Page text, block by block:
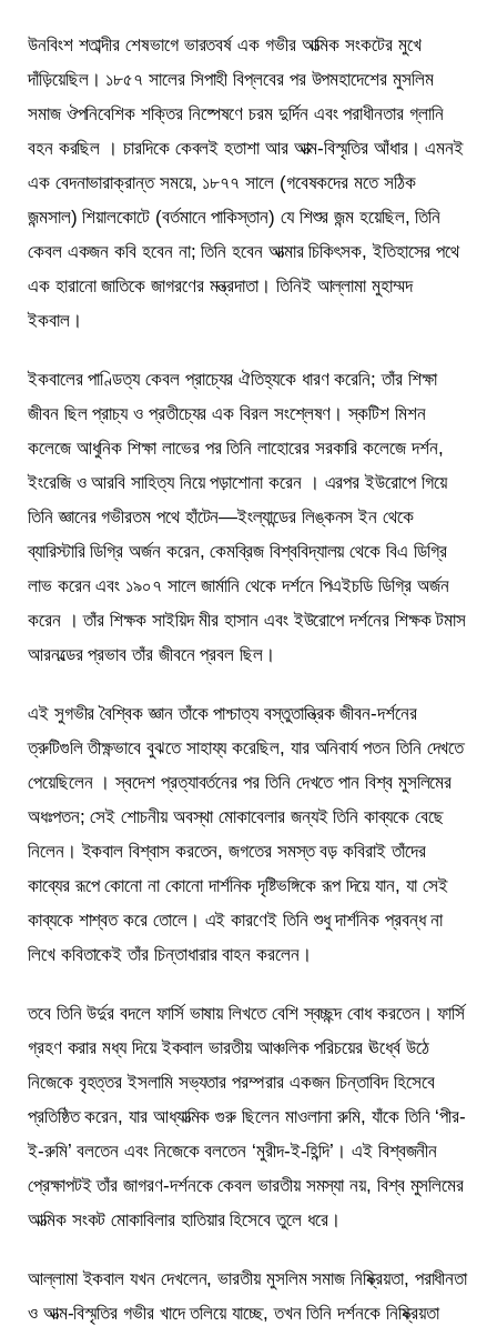
উনবিংশ শতাব্দীর শেষভাগে ভারতবর্ষ এক গভীর আত্মিক সংকটের মুখে
দাঁড়িয়েছিল। ১৮৫৭ সালের সিপাহী বিপ্লবের পর উপমহাদেশের মুসলিম
সমাজ ঔপনিবেশিক শক্তির নিষ্পেষণে চরম দুর্দিন এবং পরাধীনতার গ্লানি
বহন করছিল । চারদিকে কেবলই হতাশা আর আত্ম-বিস্মৃতির আঁধার। এমনই
এক বেদনাভারাক্রান্ত সময়ে, ১৮৭৭ সালে (গবেষকদের মতে সঠিক
জন্মসাল) শিয়ালকোটে (বর্তমানে পাকিস্তান) যে শিশুর জন্ম হয়েছিল, তিনি
কেবল একজন কবি হবেন না; তিনি হবেন আত্মার চিকিৎসক, ইতিহাসের পথে
এক হারানো জাতিকে জাগরণের মন্ত্রদাতা। তিনিই আল্লামা মুহাম্মদ
ইকবাল।
ইকবালের পাণ্ডিত্য কেবল প্রাচ্যের ঐতিহ্যকে ধারণ করেনি; তাঁর শিক্ষা
জীবন ছিল প্রাচ্য ও প্রতীচ্যের এক বিরল সংশ্লেষণ। স্কটিশ মিশন
কলেজে আধুনিক শিক্ষা লাভের পর তিনি লাহোরের সরকারি কলেজে দর্শন,
ইংরেজি ও আরবি সাহিত্য নিয়ে পড়াশোনা করেন । এরপর ইউরোপে গিয়ে
তিনি জ্ঞানের গভীরতম পথে হাঁটেন—ইংল্যান্ডের লিঙ্কনস ইন থেকে
ব্যারিস্টারি ডিগ্রি অর্জন করেন, কেমব্রিজ বিশ্ববিদ্যালয় থেকে বিএ ডিগ্রি
লাভ করেন এবং ১৯০৭ সালে জার্মানি থেকে দর্শনে পিএইচডি ডিগ্রি অর্জন
করেন । তাঁর শিক্ষক সাইয়িদ মীর হাসান এবং ইউরোপে দর্শনের শিক্ষক টমাস
আরনল্ডের প্রভাব তাঁর জীবনে প্রবল ছিল।
এই সুগভীর বৈশ্বিক জ্ঞান তাঁকে পাশ্চাত্য বস্তুতান্ত্রিক জীবন-দর্শনের
ত্রুটিগুলি তীক্ষ্ণভাবে বুঝতে সাহায্য করেছিল, যার অনিবার্য পতন তিনি দেখতে
পেয়েছিলেন । স্বদেশ প্রত্যাবর্তনের পর তিনি দেখতে পান বিশ্ব মুসলিমের
অধঃপতন; সেই শোচনীয় অবস্থা মোকাবেলার জন্যই তিনি কাব্যকে বেছে
নিলেন। ইকবাল বিশ্বাস করতেন, জগতের সমস্ত বড় কবিরাই তাঁদের
কাব্যের রূপে কোনো না কোনো দার্শনিক দৃষ্টিভঙ্গিকে রূপ দিয়ে যান, যা সেই
কাব্যকে শাশ্বত করে তোলে। এই কারণেই তিনি শুধু দার্শনিক প্রবন্ধ না
লিখে কবিতাকেই তাঁর চিন্তাধারার বাহন করলেন।
তবে তিনি উর্দুর বদলে ফার্সি ভাষায় লিখতে বেশি স্বচ্ছন্দ বোধ করতেন। ফার্সি
গ্রহণ করার মধ্য দিয়ে ইকবাল ভারতীয় আঞ্চলিক পরিচয়ের ঊর্ধ্বে উঠে
নিজেকে বৃহত্তর ইসলামি সভ্যতার পরম্পরার একজন চিন্তাবিদ হিসেবে
প্রতিষ্ঠিত করেন, যার আধ্যাত্মিক গুরু ছিলেন মাওলানা রুমি, যাঁকে তিনি ‘পীর-
ই-রুমি’ বলতেন এবং নিজেকে বলতেন ‘মুরীদ-ই-হিন্দি’। এই বিশ্বজনীন
প্রেক্ষাপটই তাঁর জাগরণ-দর্শনকে কেবল ভারতীয় সমস্যা নয়, বিশ্ব মুসলিমের
আত্মিক সংকট মোকাবিলার হাতিয়ার হিসেবে তুলে ধরে।
আল্লামা ইকবাল যখন দেখলেন, ভারতীয় মুসলিম সমাজ নিষ্ক্রিয়তা, পরাধীনতা
ও আত্ম-বিস্মৃতির গভীর খাদে তলিয়ে যাচ্ছে, তখন তিনি দর্শনকে নিষ্ক্রিয়তা